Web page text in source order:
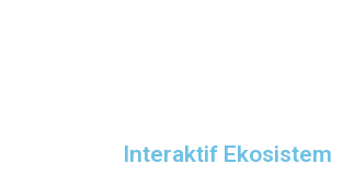
Interaktif Ekosistem